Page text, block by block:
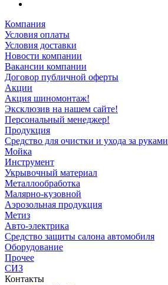
Компания
Условия оплаты
Условия доставки
Новости компании
Вакансии компании
Договор публичной оферты
Акции
Акция шиномонтаж!
Эксклюзив на нашем сайте!
Персональный менеджер!
Продукция
Средство для очистки и ухода за руками
Мойка
Инструмент
Укрывочный материал
Металлообработка
Малярно-кузовной
Аэрозольная продукция
Метиз
Авто-электрика
Средство защиты салона автомобиля
Оборудование
Прочее
СИЗ
Контакты